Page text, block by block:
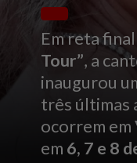
Em reta
Tour”, a
inaugurou
três últimas
ocorrem em
em 6, 7 e 8